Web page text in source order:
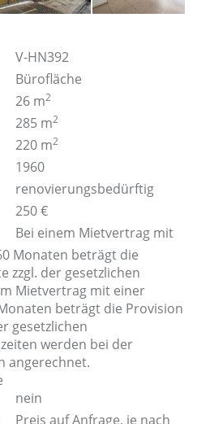
V-HN392
Bürofläche
26 m2
285 m2
220 m2
1960
renovierungsbedürftig
250 €
Bei einem Mietvertrag mit
Monaten beträgt die
zzgl. der gesetzlichen
Mietvertrag mit einer
beträgt die Provision
gesetzlichen
werden bei der
angerechnet.
nein
Preis auf Anfrage, je nach